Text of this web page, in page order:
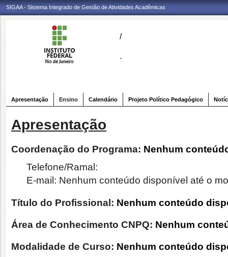
SIGAA - Sistema Integrado de Gestão de Atividades Acadêmicas
/
-
Apresentação Ensino Calendário Projeto Político Pedagógico
Apresentação
Coordenação do Programa: Nenhum
Telefone/Ramal:
E-mail: Nenhum conteúdo disponível até o
Título do Profissional: Nenhum conteúdo
Área de Conhecimento CNPQ: Nenhum
Modalidade de Curso: Nenhum conteúdo